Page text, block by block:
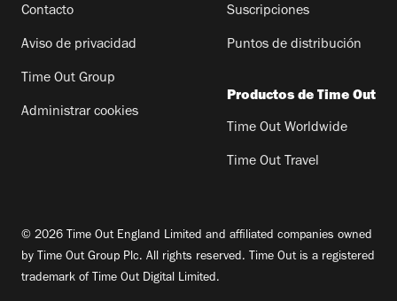
Contacto
Aviso de privacidad
Time Out Group
Administrar cookies
Suscripciones
Puntos de distribución
Productos de Time Out
Time Out Worldwide
Time Out Travel
© 2026 Time Out England Limited and affiliated companies owned
by Time Out Group Plc. All rights reserved. Time Out is a registered
trademark of Time Out Digital Limited.